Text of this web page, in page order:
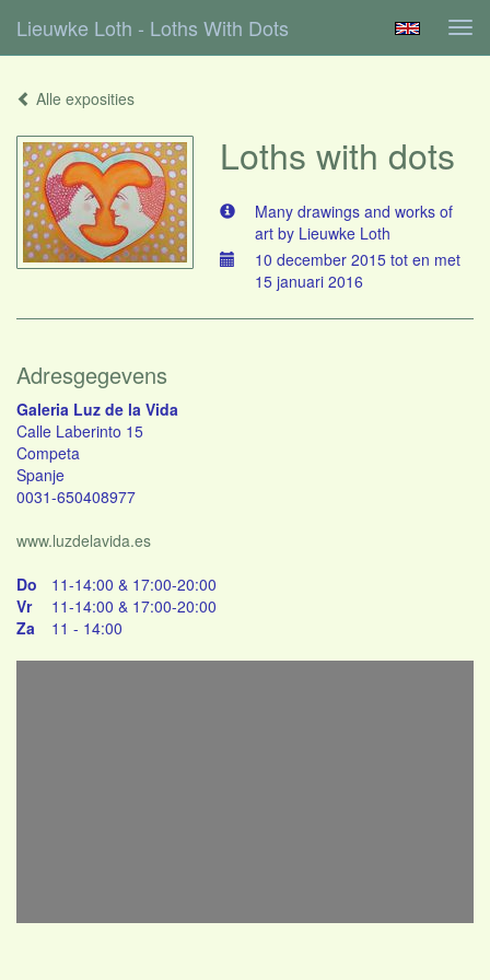
Lieuwke Loth - Loths With Dots
Alle exposities
Loths with dots
Many drawings and works of
art by Lieuwke Loth
10 december 2015 tot en met
15 januari 2016
Adresgegevens
Galeria Luz de la Vida
Calle Laberinto 15
Competa
Spanje
0031-650408977
www.luzdelavida.es
Do
11-14:00 & 17:00-20:00
Vr
11-14:00 & 17:00-20:00
Za
11 - 14:00